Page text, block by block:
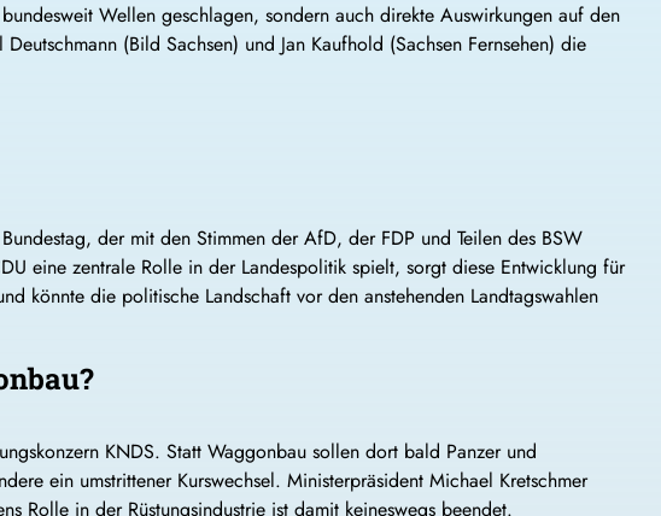
Wellen geschlagen, sondern auch direkte Auswirkungen auf den
(Bild Sachsen) und Jan Kaufhold (Sachsen Fernsehen) die
der mit den Stimmen der AfD, der FDP und Teilen des BSW
eine zentrale Rolle in der Landespolitik spielt, sorgt diese Entwicklung für
könnte die politische Landschaft vor den anstehenden Landtagswahlen
KNDS. Statt Waggonbau sollen dort bald Panzer und
ein umstrittener Kurswechsel. Ministerpräsident Michael Kretschmer
Rolle in der Rüstungsindustrie ist damit keineswegs beendet.